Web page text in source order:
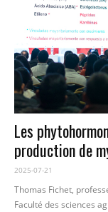
Les
production de
2025-07-21
Thomas Fichet,
Faculté des sciences